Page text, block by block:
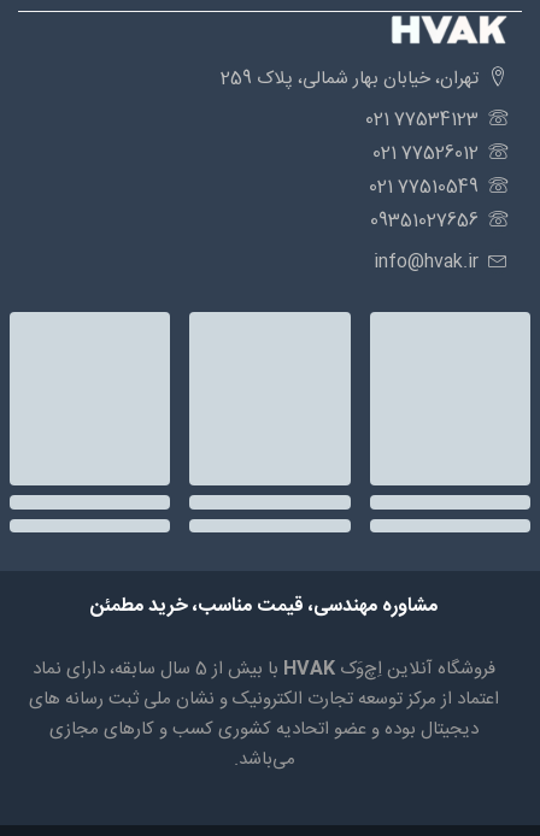
تهران، خیابان بهار شمالی، پلاک 259
77534123 021
77526012 021
77510549 021
09351027656
info@hvak.ir
مشاوره مهندسی، قیمت مناسب، خرید مطمئن
فروشگاه آنلاین اِچ‌وَک HVAK
با بیش از 5 سال سابقه، دارای نماد
اعتماد از مرکز توسعه تجارت الکترونیک و نشان ملی ثبت رسانه های
دیجیتال بوده و عضو اتحادیه کشوری کسب و کارهای مجازی
می‌باشد.